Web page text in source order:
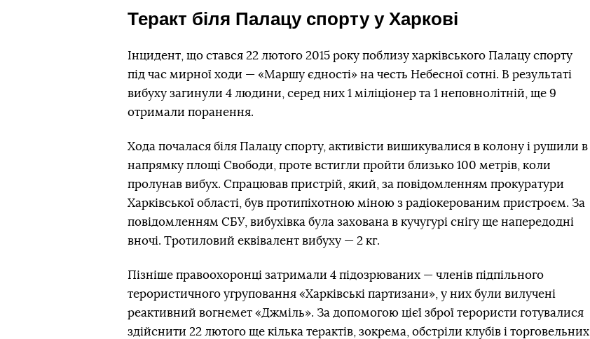
Теракт біля Палацу спорту у Харкові
Інцидент, що стався 22 лютого 2015 року поблизу харківського Палацу спорту
під час мирної ходи — «Маршу єдності» на честь Небесної сотні. В результаті
вибуху загинули 4 людини, серед них 1 міліціонер та 1 неповнолітній, ще 9
отримали поранення.
Хода почалася біля Палацу спорту, активісти вишикувалися в колону і рушили в
напрямку площі Свободи, проте встигли пройти близько 100 метрів, коли
пролунав вибух. Спрацював пристрій, який, за повідомленням прокуратури
Харківської області, був протипіхотною міною з радіокерованим пристроєм. За
повідомленням СБУ, вибухівка була захована в кучугурі снігу ще напередодні
вночі. Тротиловий еквівалент вибуху — 2 кг.
Пізніше правоохоронці затримали 4 підозрюваних — членів підпільного
терористичного угруповання «Харківські партизани», у них були вилучені
реактивний вогнемет «Джміль». За допомогою цієї зброї терористи готувалися
здійснити 22 лютого ще кілька терактів, зокрема, обстріли клубів і торговельних